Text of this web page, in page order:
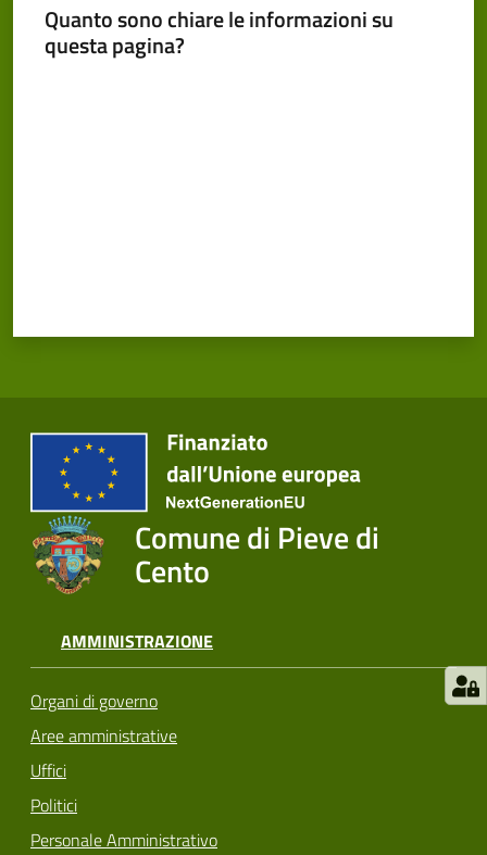
Quanto sono chiare le informazioni su
questa pagina?
Comune di Pieve di
Cento
AMMINISTRAZIONE
Organi di governo
Aree amministrative
Uffici
Politici
Personale Amministrativo